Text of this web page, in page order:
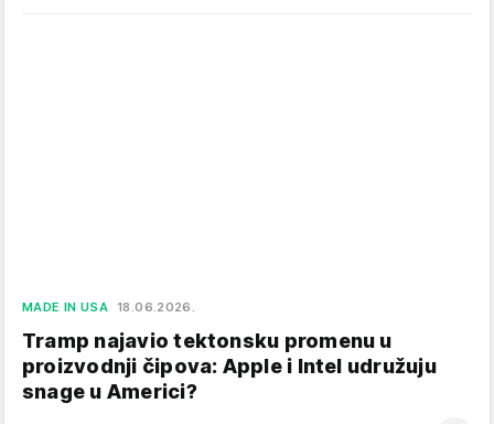
MADE IN USA 18.06.2026.
Tramp najavio tektonsku promenu u
proizvodnji čipova: Apple i Intel udružuju
snage u Americi?